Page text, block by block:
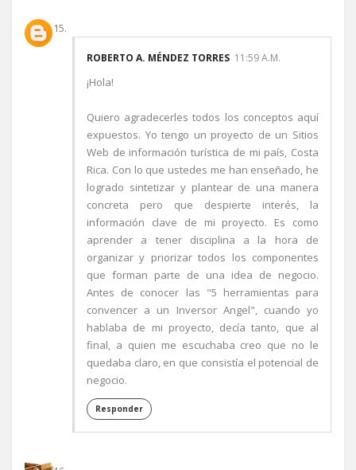
ROBERTO A. MÉNDEZ TORRES 11:59 A.M.
¡Hola!
Quiero agradecerles todos los conceptos aquí
expuestos. Yo tengo un proyecto de un Sitios
Web de información turística de mi país, Costa
Rica. Con lo que ustedes me han enseñado, he
logrado sintetizar y plantear de una manera
concreta pero que despierte interés, la
información clave de mi proyecto. Es como
aprender a tener disciplina a la hora de
organizar y priorizar todos los componentes
que forman parte de una idea de negocio.
Antes de conocer las "5 herramientas para
convencer a un Inversor Angel", cuando yo
hablaba de mi proyecto, decía tanto, que al
final, a quien me escuchaba creo que no le
quedaba claro, en que consistía el potencial de
negocio.
Responder